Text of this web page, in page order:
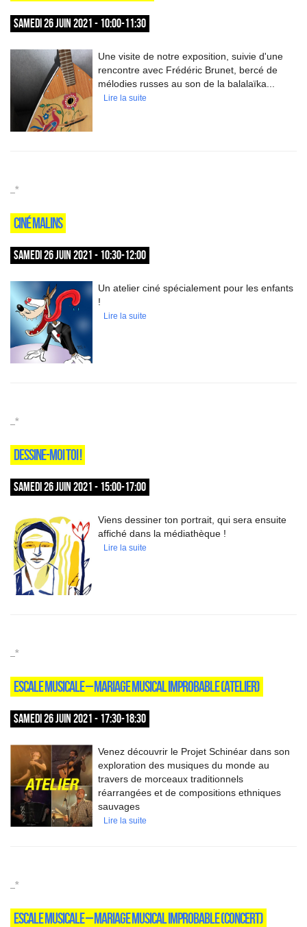
SAMEDI 26 JUIN 2021 - 10:00-11:30
Une visite de notre exposition, suivie d'une
rencontre avec Frédéric Brunet, bercé de
mélodies russes au son de la balalaïka...
Lire la suite
_*
CINÉ MALINS
SAMEDI 26 JUIN 2021 - 10:30-12:00
Un atelier ciné spécialement pour les enfants
!
Lire la suite
_*
DESSINE-MOI TOI !
SAMEDI 26 JUIN 2021 - 15:00-17:00
Viens dessiner ton portrait, qui sera ensuite
affiché dans la médiathèque !
Lire la suite
_*
ESCALE MUSICALE – MARIAGE MUSICAL IMPROBABLE (ATELIER)
SAMEDI 26 JUIN 2021 - 17:30-18:30
Venez découvrir le Projet Schinéar dans son
exploration des musiques du monde au
travers de morceaux traditionnels
réarrangées et de compositions ethniques
sauvages
Lire la suite
_*
ESCALE MUSICALE – MARIAGE MUSICAL IMPROBABLE (CONCERT)